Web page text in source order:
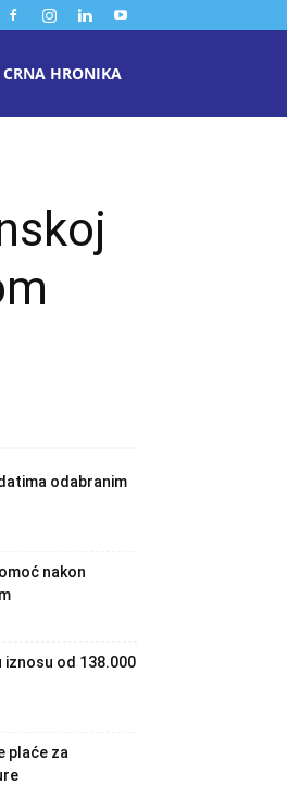
CRNA HRONIKA
odabranim
nakon
iznosu od 138.000
plaće za